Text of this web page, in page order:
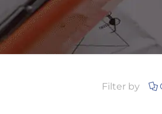
Filter by